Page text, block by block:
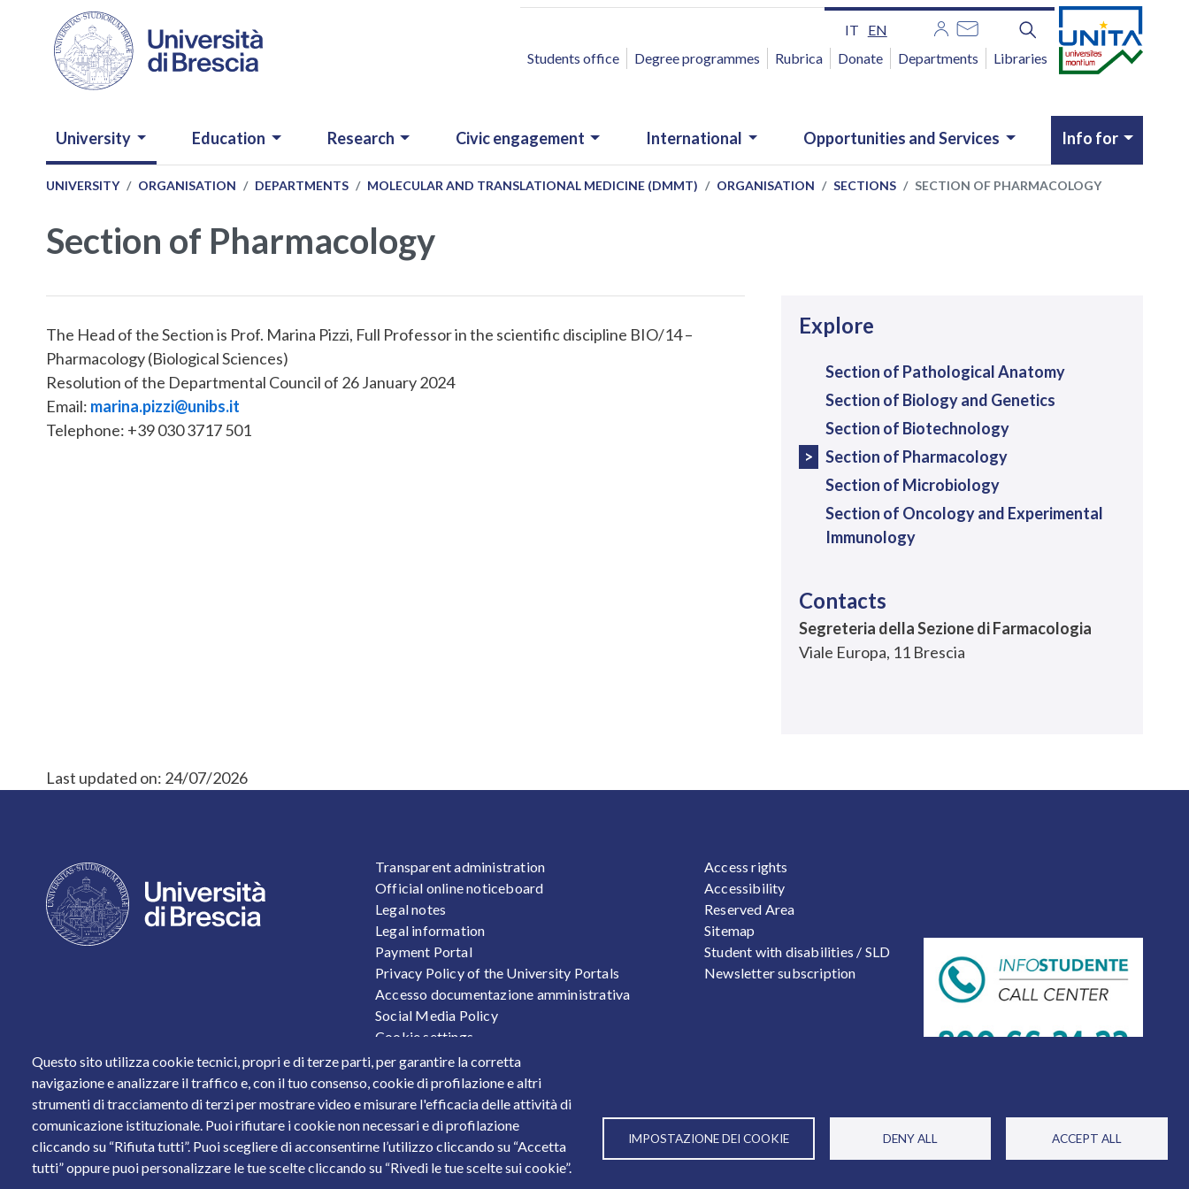
Skip to main content
IT EN
ACCESSO RAPIDO
Students office Degree programmes Rubrica Donate Departments Libraries
NAVIGAZIONE PRINCIPALE
University Education Research Civic engagement International Opportunities and Services Info for
UNIVERSITY ORGANISATION DEPARTMENTS MOLECULAR AND TRANSLATIONAL MEDICINE (DMMT) ORGANISATION SECTIONS SECTION OF PHARMACOLOGY
Section of Pharmacology
The Head of the Section is Prof. Marina Pizzi, Full Professor in the scientific discipline BIO/14 –
Pharmacology (Biological Sciences)
Resolution of the Departmental Council of 26 January 2024
Email: marina.pizzi@unibs.it
Telephone: +39 030 3717 501
Explore
Section of Pathological Anatomy
Section of Biology and Genetics
Section of Biotechnology
Section of Pharmacology
Section of Microbiology
Section of Oncology and Experimental
Immunology
Contacts
Segreteria della Sezione di Farmacologia
Viale Europa, 11 Brescia
Last updated on: 24/07/2026
Questo sito utilizza cookie tecnici, propri e di terze parti, per garantire la corretta
navigazione e analizzare il traffico e, con il tuo consenso, cookie di profilazione e altri
strumenti di tracciamento di terzi per mostrare video e misurare l'efficacia delle attività di
comunicazione istituzionale. Puoi rifiutare i cookie non necessari e di profilazione
cliccando su “Rifiuta tutti”. Puoi scegliere di acconsentirne l’utilizzo cliccando su “Accetta
tutti” oppure puoi personalizzare le tue scelte cliccando su “Rivedi le tue scelte sui cookie”.
IMPOSTAZIONE DEI COOKIE DENY ALL ACCEPT ALL
FOOTER 1
Transparent administration
Official online noticeboard
Legal notes
Legal information
Payment Portal
Privacy Policy of the University Portals
Accesso documentazione amministrativa
Social Media Policy
Cookie settings
Personal Data Protection
Stats
FOOTER 2
Access rights
Accessibility
Reserved Area
Sitemap
Student with disabilities / SLD
Newsletter subscription
Piazza del Mercato, 15 - 25121 Brescia
Tel. +39 030 2988.1 PEC: ammcentr@cert.unibs.it
Partita IVA: 01773710171 Codice Fiscale: 98007650173